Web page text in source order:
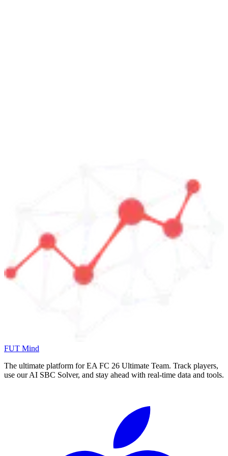
FUT Mind
The ultimate platform for EA FC 26 Ultimate Team. Track players,
use our AI SBC Solver, and stay ahead with real-time data and tools.